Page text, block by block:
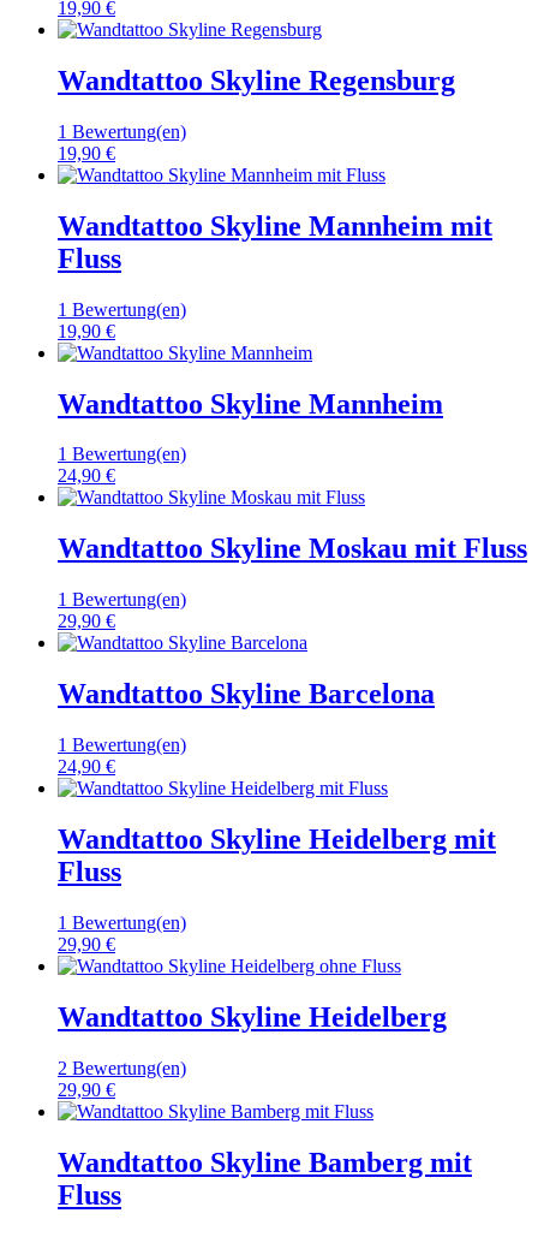
19,90 €
Wandtattoo Skyline Regensburg
1 Bewertung(en)
19,90 €
Wandtattoo Skyline Mannheim mit
Fluss
1 Bewertung(en)
19,90 €
Wandtattoo Skyline Mannheim
1 Bewertung(en)
24,90 €
Wandtattoo Skyline Moskau mit Fluss
1 Bewertung(en)
29,90 €
Wandtattoo Skyline Barcelona
1 Bewertung(en)
24,90 €
Wandtattoo Skyline Heidelberg mit
Fluss
1 Bewertung(en)
29,90 €
Wandtattoo Skyline Heidelberg
2 Bewertung(en)
29,90 €
Wandtattoo Skyline Bamberg mit
Fluss